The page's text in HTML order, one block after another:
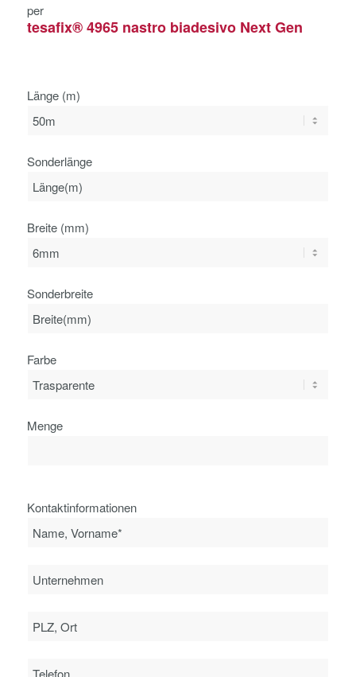
per
tesafix® 4965 nastro biadesivo Next Gen
Länge (m)
Sonderlänge
Breite (mm)
Sonderbreite
Farbe
Menge
Kontaktinformationen